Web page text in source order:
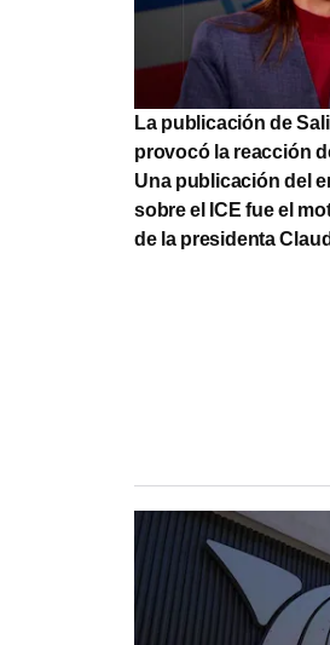
La publicación de
provocó la reacción
Una publicación del
sobre el ICE fue el
de la presidenta